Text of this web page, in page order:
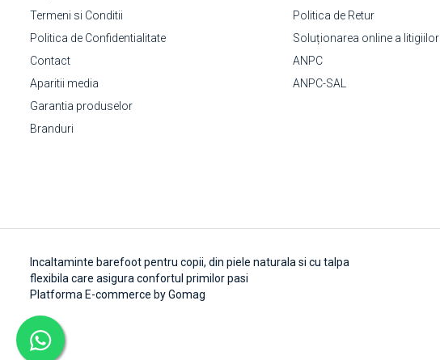
Termeni si Conditii
Politica de Confidentialitate
Contact
Aparitii media
Garantia produselor
Branduri
Politica de Retur
Soluționarea online a litigiilor
ANPC
ANPC-SAL
Incaltaminte barefoot pentru copii, din piele naturala si cu talpa
flexibila care asigura confortul primilor pasi
Platforma E-commerce by Gomag